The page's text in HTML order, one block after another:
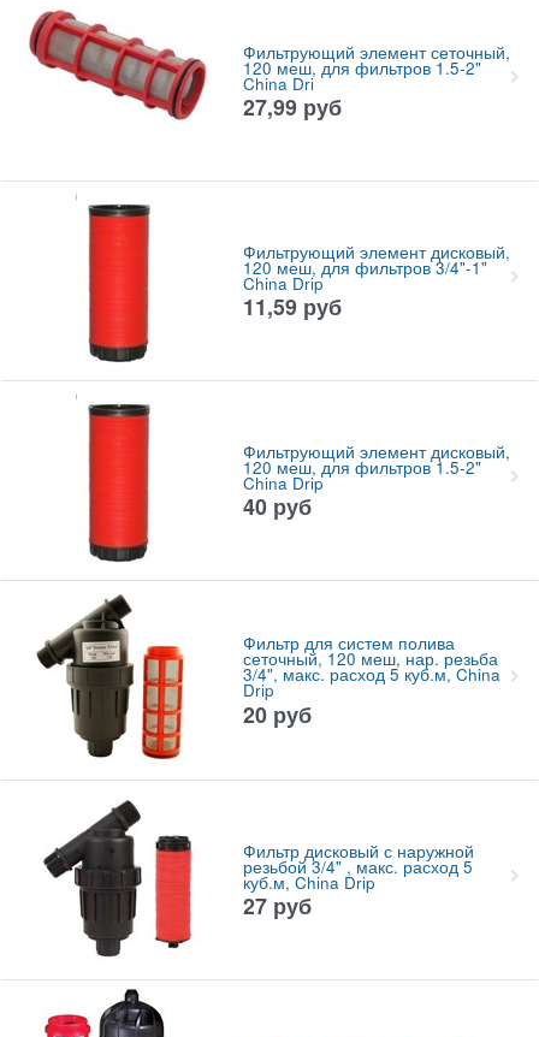
Фильтрующий элемент сеточный,
120 меш, для фильтров 1.5-2"
China Dri
27,99 руб
Фильтрующий элемент дисковый,
120 меш, для фильтров 3/4"-1"
China Drip
11,59 руб
Фильтрующий элемент дисковый,
120 меш, для фильтров 1.5-2"
China Drip
40 руб
Фильтр для систем полива
сеточный, 120 меш, нар. резьба
3/4", макс. расход 5 куб.м, China
Drip
20 руб
Фильтр дисковый с наружной
резьбой 3/4" , макс. расход 5
куб.м, China Drip
27 руб